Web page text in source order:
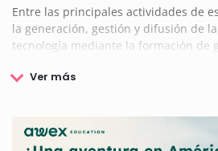
Entre las principales actividades de
la generación, gestión y difusión de
tecnología mediante la formación de
Además, la Universidade da Coruña
encaminadas a facilitar la movilidad
internacionalización de la educación